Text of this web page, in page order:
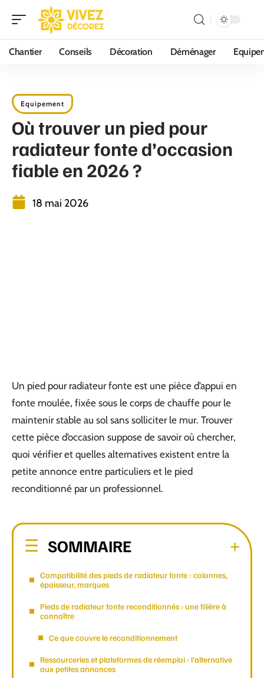
Chantier Conseils Décoration Déménager
Equipement
Où trouver un pied pour
radiateur fonte d’occasion
fiable en 2026 ?
18 mai 2026
Un pied pour radiateur fonte est une pièce d’appui en
fonte moulée, fixée sous le corps de chauffe pour le
maintenir stable au sol sans solliciter le mur. Trouver
cette pièce d’occasion suppose de savoir où chercher,
quoi vérifier et quelles alternatives existent entre la
petite annonce entre particuliers et le pied
reconditionné par un professionnel.
SOMMAIRE
Compatibilité des pieds de radiateur fonte : colonnes,
épaisseur, marques
Pieds de radiateur fonte reconditionnés : une filière à
connaître
Ce que couvre le reconditionnement
Ressourceries et plateformes de réemploi : l’alternative
aux petites annonces